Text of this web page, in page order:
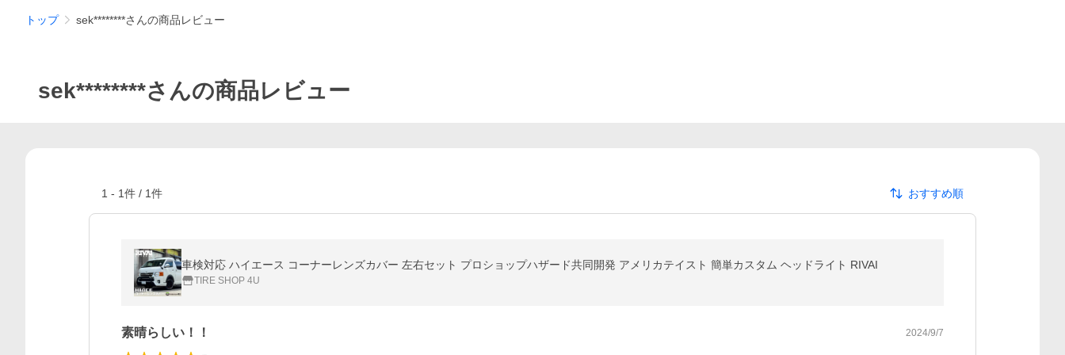
トップ sek********さんの商品レビュー
sek********さんの商品レビュー
1 - 1件 / 1件 おすすめ順
車検対応 ハイエース コーナーレンズカバー 左右セット プロショップハザード共同開発 アメリカテイスト 簡単カスタム ヘッドライト RIVAI
TIRE SHOP 4U
素晴らしい！！ 2024/9/7